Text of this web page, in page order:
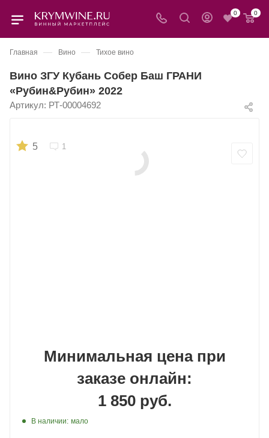
0 0
Главная — Вино — Тихое вино
Вино ЗГУ Кубань Собер Баш ГРАНИ
«Рубин&Рубин» 2022
Артикул: РТ-00004692
5 1
Минимальная цена при
заказе онлайн:
1 850 руб.
В наличии: мало